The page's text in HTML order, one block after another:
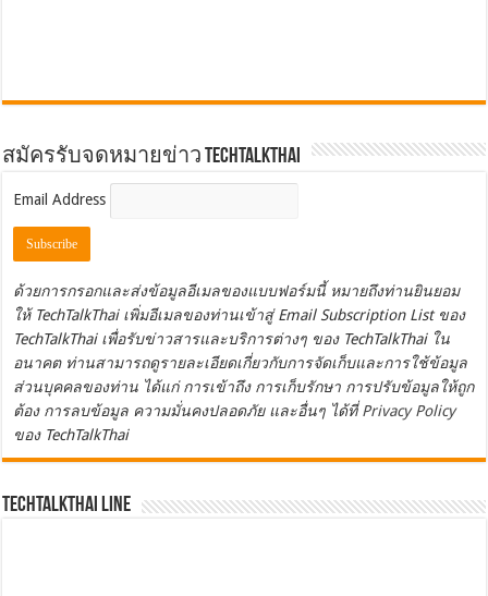
สมัครรับจดหมายข่าว TechTalkThai
Email Address
ด้วยการกรอกและส่งข้อมูลอีเมลของแบบฟอร์มนี้ หมายถึงท่านยินยอม
ให้ TechTalkThai เพิ่มอีเมลของท่านเข้าสู่ Email Subscription List ของ
TechTalkThai เพื่อรับข่าวสารและบริการต่างๆ ของ TechTalkThai ใน
อนาคต ท่านสามารถดูรายละเอียดเกี่ยวกับการจัดเก็บและการใช้ข้อมูล
ส่วนบุคคลของท่าน ได้แก่ การเข้าถึง การเก็บรักษา การปรับข้อมูลให้ถูก
ต้อง การลบข้อมูล ความมั่นคงปลอดภัย และอื่นๆ ได้ที่Privacy Policy
ของ TechTalkThai
TechTalkThai LINE